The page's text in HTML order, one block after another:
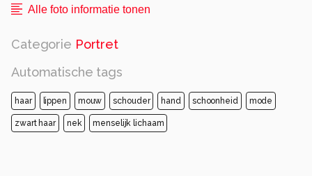
Alle foto informatie tonen
Categorie Portret
Automatische tags
haar lippen mouw schouder hand schoonheid mode
zwart haar nek menselijk lichaam